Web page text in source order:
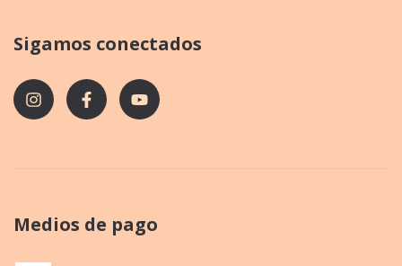
Sigamos conectados
Medios de pago